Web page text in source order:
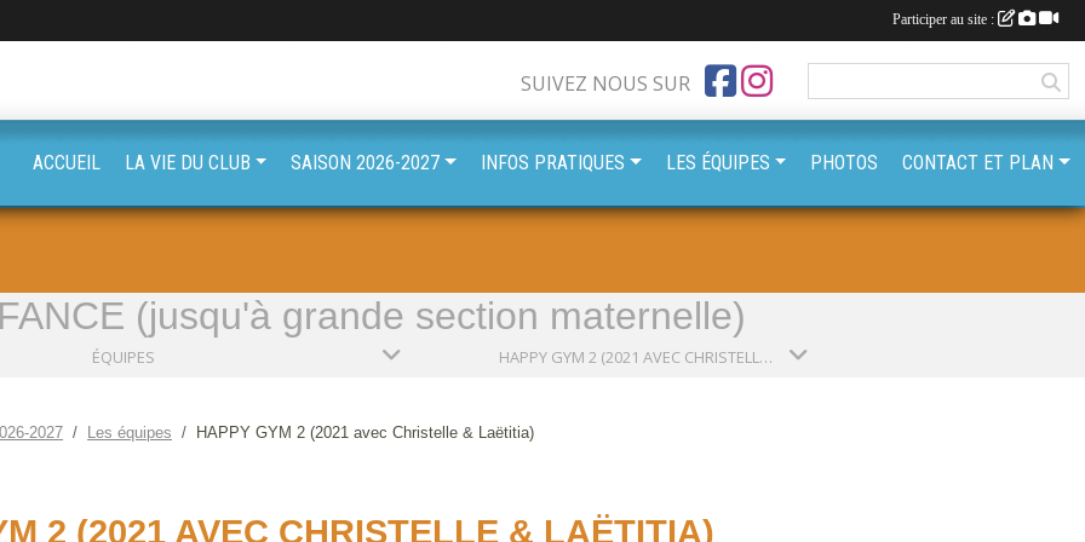
(jusqu'à grande section maternelle)
ÉQUIPES HAPPY GYM 2 (2021 AVEC CHRISTELLE & LAËTITIA) (SAISON 2026-2027)
2027 Les équipes HAPPY GYM 2 (2021 avec Christelle & Laëtitia)
2 (2021 AVEC CHRISTELLE & LAËTITIA)
SUIVEZ NOUS SUR
ACCUEIL LA VIE DU CLUB SAISON 2026-2027 INFOS PRATIQUES LES ÉQUIPES PHOTOS CONTACT ET PLAN
Participer au site :